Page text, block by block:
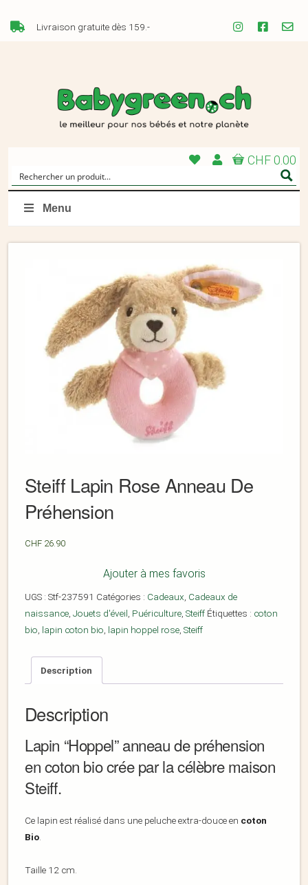
Livraison gratuite dès 159.-
CHF 0.00
Menu
Steiff Lapin Rose Anneau De
Préhension
CHF 26.90
Ajouter à mes favoris
UGS : Stf-237591 Catégories : Cadeaux, Cadeaux de
naissance, Jouets d'éveil, Puériculture, Steiff Étiquettes : coton
bio, lapin coton bio, lapin hoppel rose, Steiff
Description
Description
Lapin “Hoppel” anneau de préhension
en coton bio crée par la célèbre maison
Steiff.
Ce lapin est réalisé dans une peluche extra-douce en coton
Bio
Taille 12 cm.